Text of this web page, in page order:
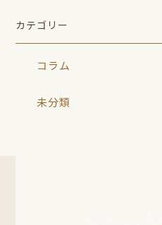
カテゴリー
コラム
未分類